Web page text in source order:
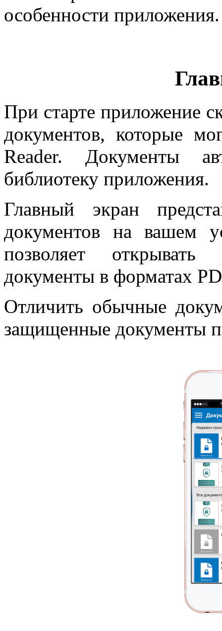
особенности приложения.
При старте приложение
документов, которые
Reader. Документы
библиотеку приложения.
Главный экран
документов на вашем
позволяет
документы в форматах
Отличить обычные
защищенные документы